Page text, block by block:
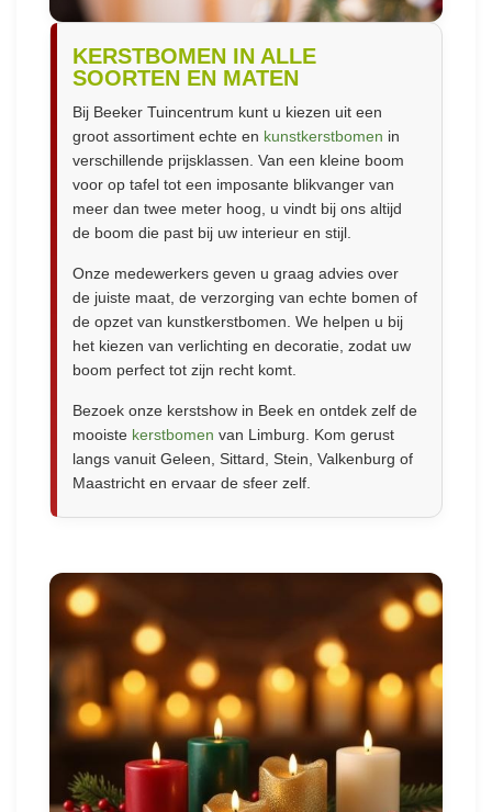
KERSTBOMEN IN ALLE
SOORTEN EN MATEN
Bij Beeker Tuincentrum kunt u kiezen uit een
groot assortiment echte en kunstkerstbomen in
verschillende prijsklassen. Van een kleine boom
voor op tafel tot een imposante blikvanger van
meer dan twee meter hoog, u vindt bij ons altijd
de boom die past bij uw interieur en stijl.
Onze medewerkers geven u graag advies over
de juiste maat, de verzorging van echte bomen of
de opzet van kunstkerstbomen. We helpen u bij
het kiezen van verlichting en decoratie, zodat uw
boom perfect tot zijn recht komt.
Bezoek onze kerstshow in Beek en ontdek zelf de
mooiste kerstbomen van Limburg. Kom gerust
langs vanuit Geleen, Sittard, Stein, Valkenburg of
Maastricht en ervaar de sfeer zelf.